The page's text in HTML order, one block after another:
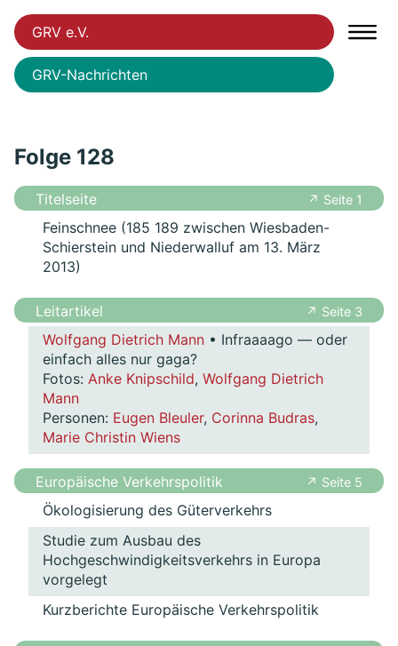
GRV e.V.
GRV-Nachrichten
Folge 128
Titelseite ↗ Seite 1
Feinschnee (185 189 zwischen Wiesbaden-
Schierstein und Niederwalluf am 13. März
2013)
Leitartikel ↗ Seite 3
Wolfgang Dietrich Mann • Infraaaago — oder
einfach alles nur gaga?
Fotos: Anke Knipschild, Wolfgang Dietrich
Mann
Personen: Eugen Bleuler, Corinna Budras,
Marie Christin Wiens
Europäische Verkehrspolitik ↗ Seite 5
Ökologisierung des Güterverkehrs
Studie zum Ausbau des
Hochgeschwindigkeitsverkehrs in Europa
vorgelegt
Kurzberichte Europäische Verkehrspolitik